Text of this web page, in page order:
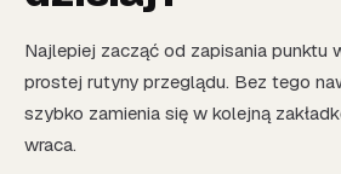
Najlepiej zacząć od zapisania punktu
prostej rutyny przeglądu. Bez tego
szybko zamienia się w kolejną
wraca.